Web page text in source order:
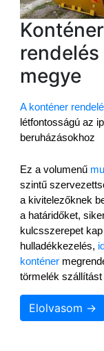
Konténer
rendelés
megye
A konténer
létfontosságú az
beruházásokhoz
Ez a volumenű
szintű
a kivitelezőknek
a határidőket,
kulcsszerepet
hulladékkezelés,
konténer
törmelék szállítást
Elolvasom →